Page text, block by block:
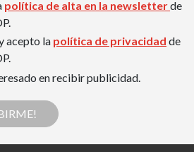
política de alta en la newsletterde
acepto la política de privacidad de
en recibir publicidad.